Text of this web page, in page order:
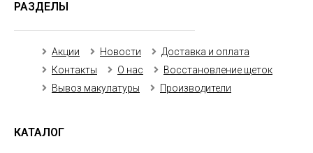
РАЗДЕЛЫ
Акции Новости
Доставка и оплата
Контакты
О нас
Восстановление щеток
Вывоз макулатуры
Производители
КАТАЛОГ